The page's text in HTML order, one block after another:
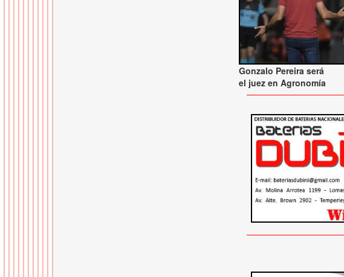
Gonzalo Pereira será
el juez en Agronomía